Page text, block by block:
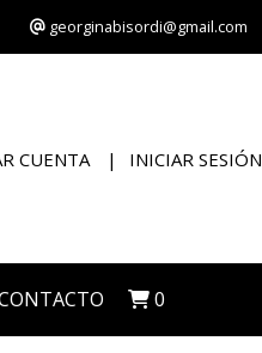
georginabisordi@gmail.com
CUENTA INICIAR SESIÓN
0